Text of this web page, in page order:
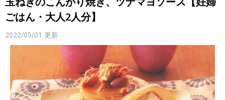
ごはん・大人2人分】
2022/05/01 更新